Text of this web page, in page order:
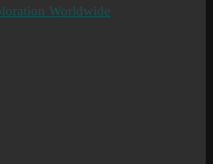
Worldwide